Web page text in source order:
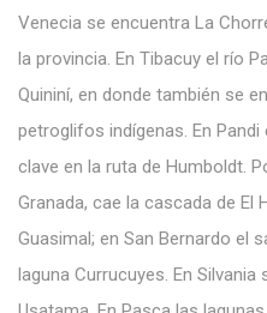
Venecia se encuentra La
la provincia. En Tibacuy el río
Quininí, en donde también se
petroglifos indígenas. En
clave en la ruta de Humboldt.
Granada, cae la cascada de El
Guasimal; en San Bernardo el
laguna Currucuyes. En